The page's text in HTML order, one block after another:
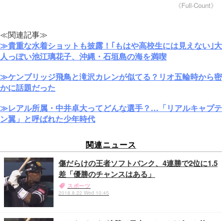
《Full-Count》
≪関連記事≫
≫貴重な水着ショットも披露！｢もはや高校生には見えない｣大
人っぽい池江璃花子、沖縄・石垣島の海を満喫
≫ケンブリッジ飛鳥と滝沢カレンが似てる？リオ五輪時から密
かに話題だった
≫レアル所属・中井卓大ってどんな選手？…「リアルキャプテ
ン翼」と呼ばれた少年時代
関連ニュース
傷だらけの王者ソフトバンク、4連勝で2位に1.5
差「優勝のチャンスはある」
スポーツ
2018.8.22 Wed 10:45